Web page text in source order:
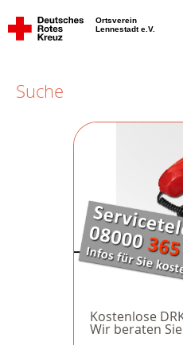
Ortsverein
Lennestadt e.V.
Suche
Kostenlose
Wir beraten